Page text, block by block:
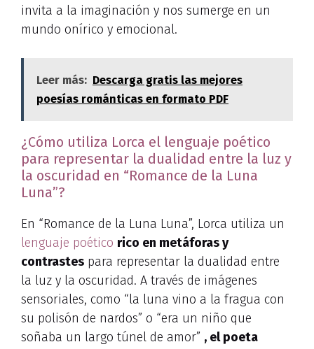
invita a la imaginación y nos sumerge en un
mundo onírico y emocional.
Leer más: Descarga gratis las mejores
poesías románticas en formato PDF
¿Cómo utiliza Lorca el lenguaje poético
para representar la dualidad entre la luz y
la oscuridad en “Romance de la Luna
Luna”?
En “Romance de la Luna Luna”, Lorca utiliza un
lenguaje poético rico en metáforas y
contrastes para representar la dualidad entre
la luz y la oscuridad. A través de imágenes
sensoriales, como “la luna vino a la fragua con
su polisón de nardos” o “era un niño que
soñaba un largo túnel de amor” , el poeta